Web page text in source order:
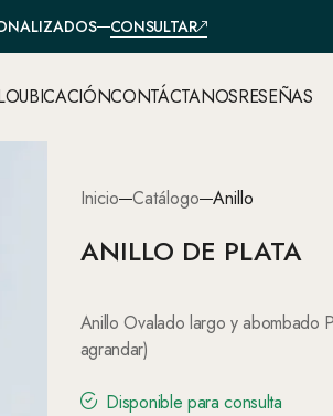
CONSULTAR
UBICACIÓNCONTÁCTANOSRESEÑAS
Inicio Catálogo Anillo
ANILLO DE PLATA
Anillo Ovalado largo y abombado
agrandar)
Disponible para consulta